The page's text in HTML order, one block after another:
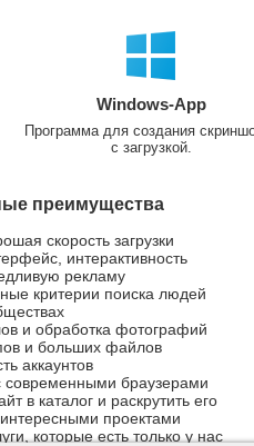
Windows-App
Программа для создания
с загрузкой.
преимущества
скорость загрузки
интерактивность
рекламу
критерии поиска людей
и обработка фотографий
и больших файлов
аккаунтов
современными браузерами
в каталог и раскрутить его
проектами
которые есть только у нас